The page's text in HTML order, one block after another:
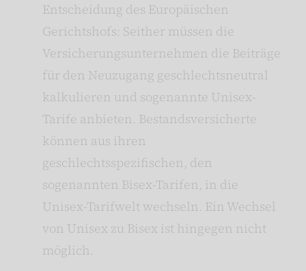
Entscheidung des Europäischen
Gerichtshofs: Seither müssen die
Versicherungsunternehmen die Beiträge
für den Neuzugang geschlechtsneutral
kalkulieren und sogenannte Unisex-
Tarife anbieten. Bestandsversicherte
können aus ihren
geschlechtsspezifischen, den
sogenannten Bisex-Tarifen, in die
Unisex-Tarifwelt wechseln. Ein Wechsel
von Unisex zu Bisex ist hingegen nicht
möglich.